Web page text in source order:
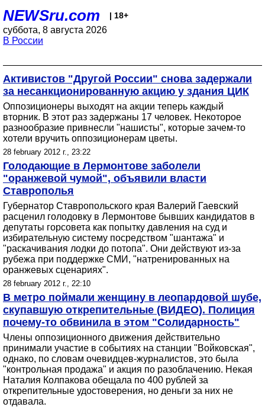
NEWSru.com | 18+
суббота, 8 августа 2026
В России
Активистов "Другой России" снова задержали
за несанкционированную акцию у здания ЦИК
Оппозиционеры выходят на акции теперь каждый
вторник. В этот раз задержаны 17 человек. Некоторое
разнообразие привнесли "нашисты", которые зачем-то
хотели вручить оппозиционерам цветы.
28 february 2012 г., 23:22
Голодающие в Лермонтове заболели
"оранжевой чумой", объявили власти
Ставрополья
Губернатор Ставропольского края Валерий Гаевский
расценил голодовку в Лермонтове бывших кандидатов в
депутаты горсовета как попытку давления на суд и
избирательную систему посредством "шантажа" и
"раскачивания лодки до потопа". Они действуют из-за
рубежа при поддержке СМИ, "натренированных на
оранжевых сценариях".
28 february 2012 г., 22:10
В метро поймали женщину в леопардовой шубе,
скупавшую открепительные (ВИДЕО). Полиция
почему-то обвинила в этом "Солидарность"
Члены оппозиционного движения действительно
принимали участие в событиях на станции "Войковская",
однако, по словам очевидцев-журналистов, это была
"контрольная продажа" и акция по разоблачению. Некая
Наталия Колпакова обещала по 400 рублей за
открепительные удостоверения, но деньги за них не
отдавала.